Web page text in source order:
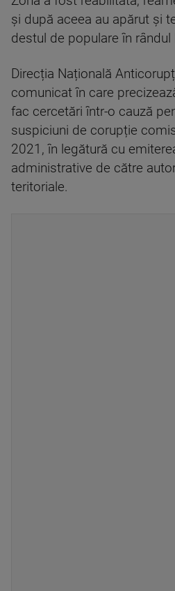
și după aceea au apărut și
destul de populare în rândul
Direcția Națională
comunicat în care
fac cercetări într-o cauză
suspiciuni de corupție
2021, în legătură cu
administrative de către
teritoriale.